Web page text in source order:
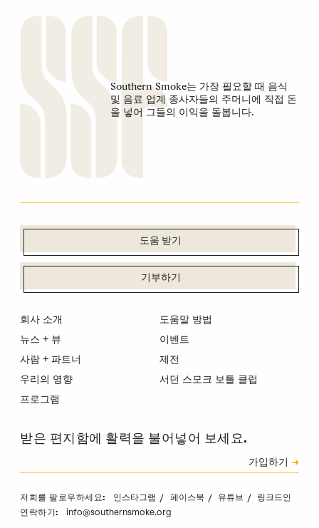
Southern Smoke는 가장 필요할 때 음식
및 음료 업계 종사자들의 주머니에 직접 돈
을 넣어 그들의 이익을 돌봅니다.
도움 받기
기부하기
회사 소개
뉴스 + 뷰
사람 + 파트너
우리의 영향
프로그램
도움말 방법
이벤트
제전
서던 스모크 보틀 클럽
받은 편지함에 활력을 불어넣어 보세요.
캡차
가입하기
저희를 팔로우하세요: 인스타그램 페이스북 유튜브 링크드인
연락하기: info@southernsmoke.org